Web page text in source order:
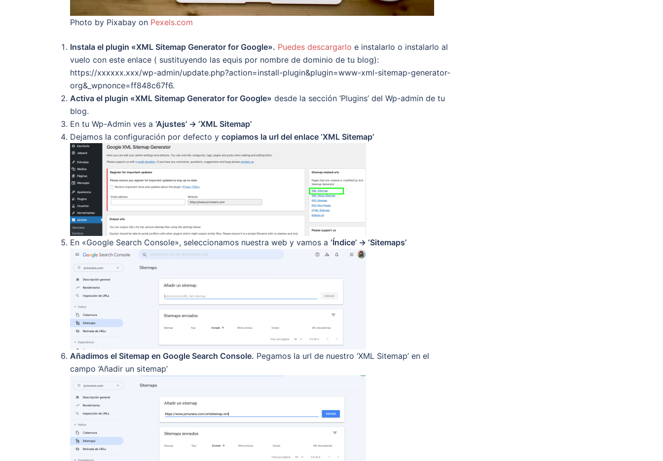
Photo by Pixabay on Pexels.com
Instala el plugin «XML Sitemap Generator for Google». Puedes descargarlo e instalarlo o instalarlo al
vuelo con este enlace ( sustituyendo las equis por nombre de dominio de tu blog):
https://xxxxxx.xxx/wp-admin/update.php?action=install-plugin&plugin=www-xml-sitemap-generator-
org&_wpnonce=ff848c67f6.
Activa el plugin «XML Sitemap Generator for Google» desde la sección ‘Plugins’ del Wp-admin de tu
blog.
En tu Wp-Admin ves a ‘Ajustes’ -> ‘XML Sitemap’
Dejamos la configuración por defecto y copiamos la url del enlace ‘XML Sitemap’
En «Google Search Console», seleccionamos nuestra web y vamos a ‘Índice’ -> ‘Sitemaps’
Añadimos el Sitemap en Google Search Console. Pegamos la url de nuestro ‘XML Sitemap’ en el
campo ‘Añadir un sitemap’